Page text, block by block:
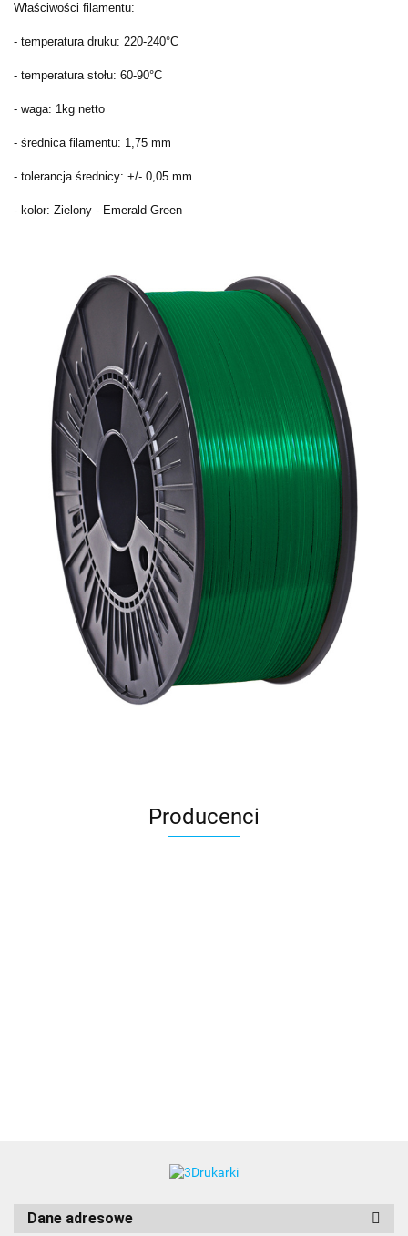
Właściwości filamentu:
- temperatura druku: 220-240°C
- temperatura stołu: 60-90°C
- waga: 1kg netto
- średnica filamentu: 1,75 mm
- tolerancja średnicy: +/- 0,05 mm
- kolor: Zielony - Emerald Green
Producenci
Dane adresowe